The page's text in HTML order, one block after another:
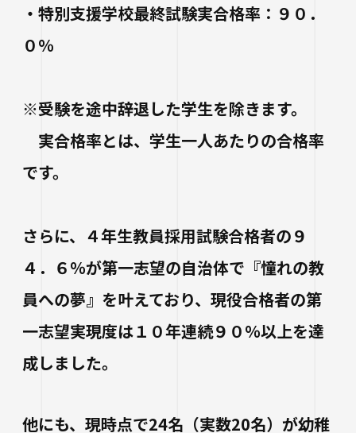
・特別支援学校最終試験実合格率：９０．
０％
※受験を途中辞退した学生を除きます。
実合格率とは、学生一人あたりの合格率
です。
さらに、４年生教員採用試験合格者の９
４．６％が第一志望の自治体で『憧れの教
員への夢』を叶えており、現役合格者の第
一志望実現度は１０年連続９０％以上を達
成しました。
他にも、現時点で24名（実数20名）が幼稚